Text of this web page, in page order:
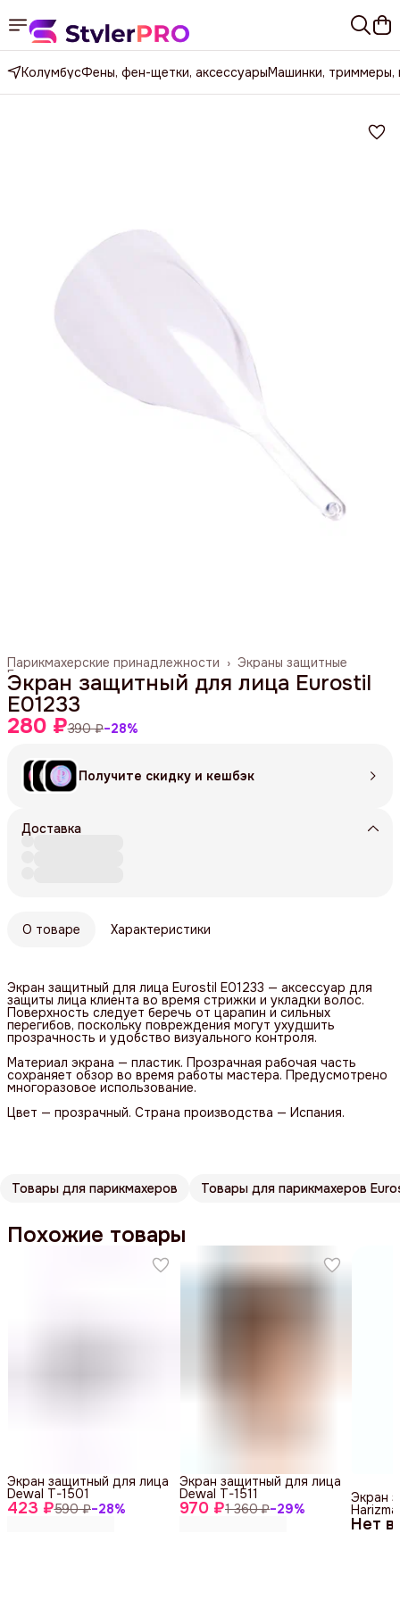
КолумбусФены, фен-щетки, аксессуарыМашинки, триммеры,
Экраны защитные
Парикмахерские принадлежности ›
Главная
Экран защитный для лица Eurostil
E01233
280 ₽390 ₽−28%
Получите скидку и кешбэк
Доставка
О товаре Характеристики
Экран защитный для лица Eurostil E01233 — аксессуар для
защиты лица клиента во время стрижки и укладки волос.
Поверхность следует беречь от царапин и сильных
перегибов, поскольку повреждения могут ухудшить
прозрачность и удобство визуального контроля.
Материал экрана — пластик. Прозрачная рабочая часть
сохраняет обзор во время работы мастера. Предусмотрено
многоразовое использование.
Цвет — прозрачный. Страна производства — Испания.
Товары для парикмахеров Товары для парикмахеров
Похожие товары
423 ₽590 ₽−28%
Экран защитный для лица
Dewal T-1501
970 ₽1 360 ₽−29%
Экран защитный для лица
Dewal T-1511
Нет в
Экран